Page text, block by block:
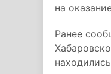
на
Ранее